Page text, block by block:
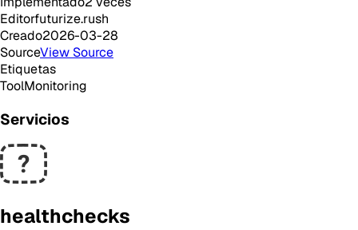
Editorfuturize.rush
Creado2026-03-28
SourceView Source
Etiquetas
ToolMonitoring
Servicios
healthchecks